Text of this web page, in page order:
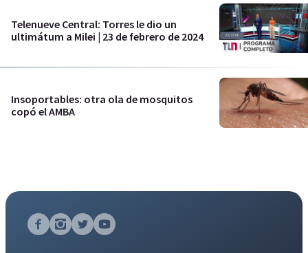
Telenueve Central: Torres le dio un
ultimátum a Milei | 23 de febrero de 2024
Insoportables: otra ola de mosquitos
copó el AMBA